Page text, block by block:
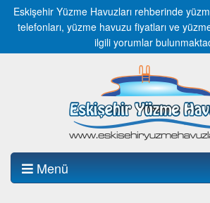
Eskişehir Yüzme Havuzları rehberinde
telefonları, yüzme havuzu fiyatları ve
ilgili yorumlar
Menü